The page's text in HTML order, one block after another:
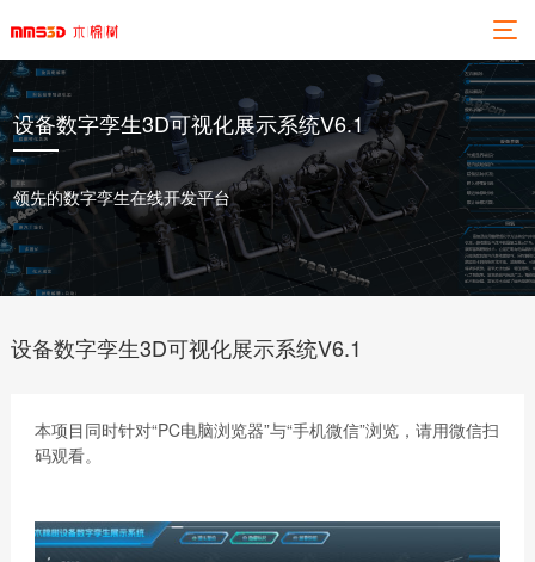
设备数字孪生3D可视化展示系统V6.1
领先的数字孪生在线开发平台
设备数字孪生3D可视化展示系统V6.1
本项目同时针对“PC电脑浏览器”与“手机微信”浏览，请用微信扫
码观看。